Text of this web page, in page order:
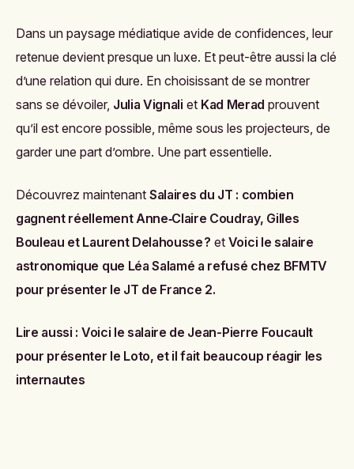
Dans un paysage médiatique avide de confidences, leur
retenue devient presque un luxe. Et peut-être aussi la clé
d’une relation qui dure. En choisissant de se montrer
sans se dévoiler, Julia Vignali et Kad Merad prouvent
qu’il est encore possible, même sous les projecteurs, de
garder une part d’ombre. Une part essentielle.
Découvrez maintenant Salaires du JT : combien
gagnent réellement Anne‑Claire Coudray, Gilles
Bouleau et Laurent Delahousse ? et Voici le salaire
astronomique que Léa Salamé a refusé chez BFMTV
pour présenter le JT de France 2.
Lire aussi : Voici le salaire de Jean-Pierre Foucault
pour présenter le Loto, et il fait beaucoup réagir les
internautes